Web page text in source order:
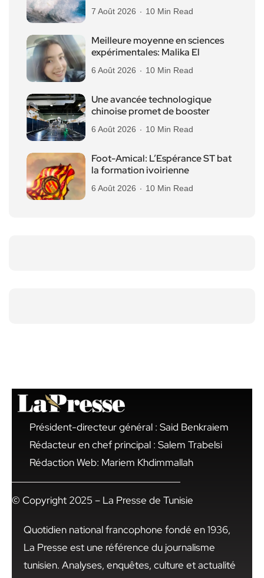
7 Août 2026 10 Min Read
Meilleure moyenne en sciences
expérimentales: Malika El
6 Août 2026 10 Min Read
Une avancée technologique
chinoise promet de booster
6 Août 2026 10 Min Read
Foot-Amical: L’Espérance ST bat
la formation ivoirienne
6 Août 2026 10 Min Read
Président-directeur général : Said Benkraiem
Rédacteur en chef principal : Salem Trabelsi
Rédaction Web: Mariem Khdimmallah
© Copyright 2025 – La Presse de Tunisie
Quotidien national francophone fondé en 1936,
La Presse est une référence du journalisme
tunisien. Analyses, enquêtes, culture et actualité